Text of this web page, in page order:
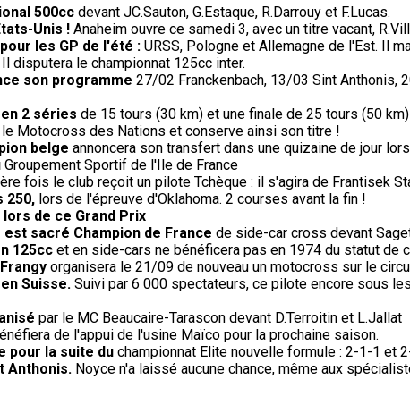
500cc devant JC.Sauton, G.Estaque, R.Darrouy et F.Lucas.
Unis ! Anaheim ouvre ce samedi 3, avec un titre vacant,
les GP de l'été : URSS, Pologne et Allemagne de l'Est. Il
Il disputera le championnat 125cc inter.
son programme 27/02 Franckenbach, 13/03 Sint Anthonis,
2 séries de 15 tours (30 km) et une finale de 25 tours (50
Motocross des Nations et conserve ainsi son titre !
belge annoncera son transfert dans une quizaine de jour
Groupement Sportif de l'Ile de France
fois le club reçoit un pilote Tchèque : il s'agira de Frantisek
250, lors de l'épreuve d'Oklahoma. 2 courses avant la fin !
de ce Grand Prix
sacré Champion de France de side-car cross devant
125cc et en side-cars ne bénéficera pas en 1974 du statut de
organisera le 21/09 de nouveau un motocross sur le
Suisse. Suivi par 6 000 spectateurs, ce pilote encore sous
par le MC Beaucaire-Tarascon devant D.Terroitin et L.Jallat
de l'appui de l'usine Maïco pour la prochaine saison.
pour la suite du championnat Elite nouvelle formule : 2-1-1 et
Anthonis. Noyce n'a laissé aucune chance, même aux